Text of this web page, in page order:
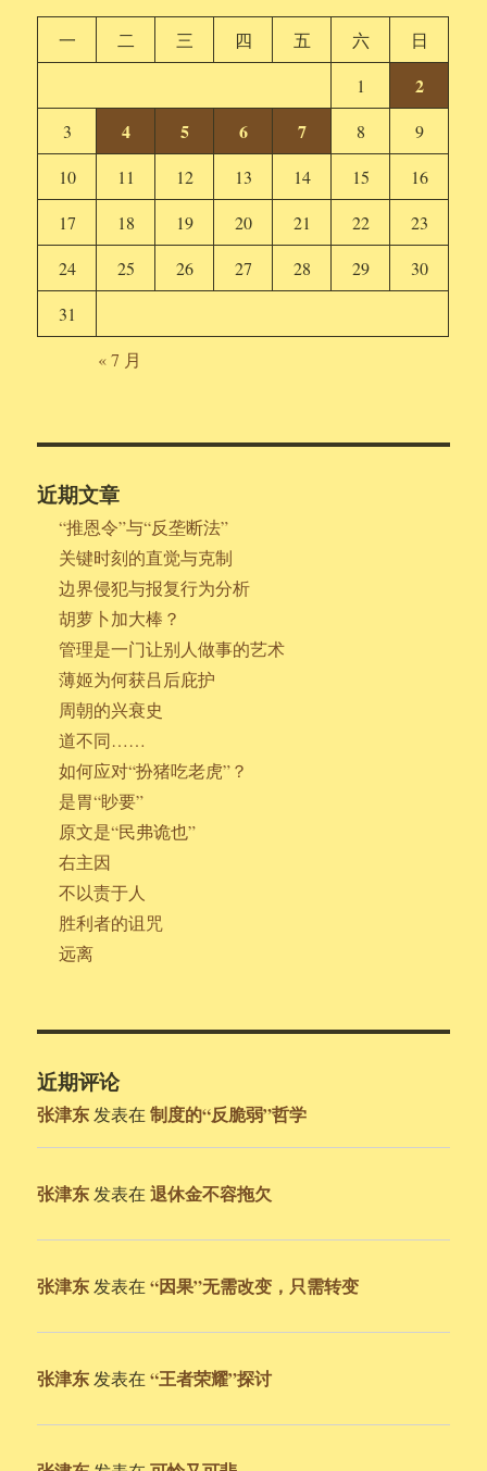
一 二 三 四 五 六
日
1
2
3 4 5 6 7 8
9
10
11 12 13 14 15
16
17
18 19 20 21 22
23
24
25 26 27 28 29
30
31
« 7 月
近期文章
“推恩令”与“反垄断法”
关键时刻的直觉与克制
边界侵犯与报复行为分析
胡萝卜加大棒？
管理是一门让别人做事的艺术
薄姬为何获吕后庇护
周朝的兴衰史
道不同……
如何应对“扮猪吃老虎”？
是胃“眇要”
原文是“民弗诡也”
右主因
不以责于人
胜利者的诅咒
远离
近期评论
张津东 发表在制度的“反脆弱”哲学
张津东 发表在退休金不容拖欠
张津东 发表在“因果”无需改变，只需转变
张津东 发表在“王者荣耀”探讨